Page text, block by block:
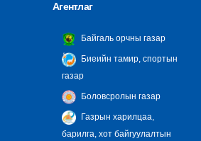
Агентлаг
Байгаль орчны газар
Биеийн тамир, спортын
газар
Боловсролын газар
Газрын харилцаа,
барилга, хот байгуулалтын